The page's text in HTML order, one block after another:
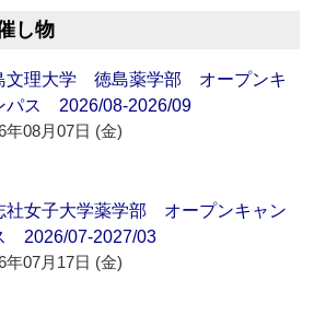
し物
文理大学 徳島薬学部 オープンキ
パス 2026/08-2026/09
年08月07日 (金)
社女子大学薬学部 オープンキャン
2026/07-2027/03
年07月17日 (金)